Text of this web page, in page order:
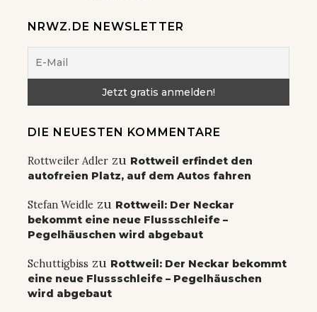
NRWZ.DE NEWSLETTER
DIE NEUESTEN KOMMENTARE
Rottweiler Adler zu Rottweil erfindet den
autofreien Platz, auf dem Autos fahren
Stefan Weidle zu Rottweil: Der Neckar
bekommt eine neue Flussschleife –
Pegelhäuschen wird abgebaut
Schuttigbiss zu Rottweil: Der Neckar bekommt
eine neue Flussschleife – Pegelhäuschen
wird abgebaut